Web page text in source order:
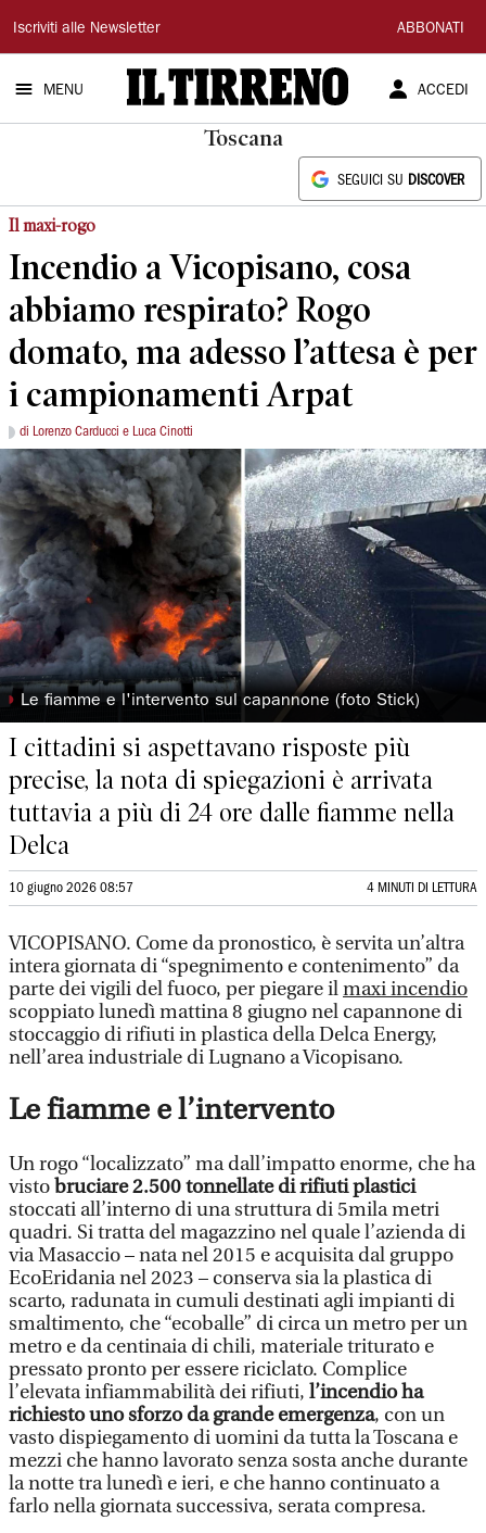
Il
Tirreno
Iscriviti alle Newsletter ABBONATI
MENU ACCEDI
Toscana
SEGUICI SU DISCOVER
Il maxi-rogo
Incendio a Vicopisano, cosa
abbiamo respirato? Rogo
domato, ma adesso l’attesa è per
i campionamenti Arpat
di Lorenzo Carducci e Luca Cinotti
◗ Le fiamme e l'intervento sul capannone (foto Stick)
I cittadini si aspettavano risposte più
precise, la nota di spiegazioni è arrivata
tuttavia a più di 24 ore dalle fiamme nella
Delca
10 giugno 2026 08:57 4 MINUTI DI LETTURA
VICOPISANO. Come da pronostico, è servita un’altra
intera giornata di “spegnimento e contenimento” da
parte dei vigili del fuoco, per piegare ilmaxi incendio
scoppiato lunedì mattina 8 giugno nel capannone di
stoccaggio di rifiuti in plastica della Delca Energy,
nell’area industriale di Lugnano a Vicopisano.
Le fiamme e l’intervento
Un rogo “localizzato” ma dall’impatto enorme, che ha
vistobruciare 2.500 tonnellate di rifiuti plastici
stoccati all’interno di una struttura di 5mila metri
quadri. Si tratta del magazzino nel quale l’azienda di
via Masaccio – nata nel 2015 e acquisita dal gruppo
EcoEridania nel 2023 – conserva sia la plastica di
scarto, radunata in cumuli destinati agli impianti di
smaltimento, che “ecoballe” di circa un metro per un
metro e da centinaia di chili, materiale triturato e
pressato pronto per essere riciclato. Complice
l’elevata infiammabilità dei rifiuti, l’incendio ha
richiesto uno sforzo da grande emergenza, con un
vasto dispiegamento di uomini da tutta la Toscana e
mezzi che hanno lavorato senza sosta anche durante
la notte tra lunedì e ieri, e che hanno continuato a
farlo nella giornata successiva, serata compresa.